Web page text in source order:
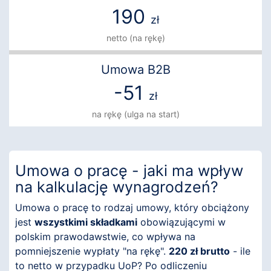
190 zł
netto (na rękę)
Umowa B2B
-51 zł
na rękę (ulga na start)
Umowa o pracę - jaki ma wpływ
na kalkulację wynagrodzeń?
Umowa o pracę to rodzaj umowy, który obciążony
jest wszystkimi składkami obowiązującymi w
polskim prawodawstwie, co wpływa na
pomniejszenie wypłaty "na rękę". 220 zł brutto - ile
to netto w przypadku UoP? Po odliczeniu